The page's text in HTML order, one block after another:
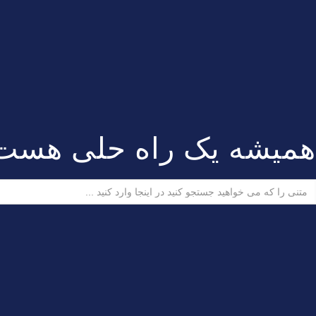
همیشه یک راه حلی
جستجو
برای: